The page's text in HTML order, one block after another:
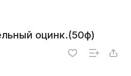
оцинк.(50ф)